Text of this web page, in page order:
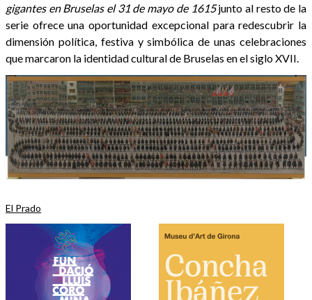
gigantes en Bruselas el 31 de mayo de 1615junto al resto de la
serie ofrece una oportunidad excepcional para redescubrir la
dimensión política, festiva y simbólica de unas celebraciones
que marcaron la identidad cultural de Bruselas en el siglo XVII.
El Prado